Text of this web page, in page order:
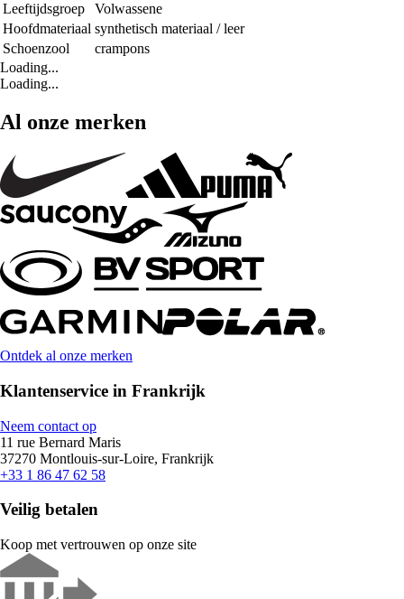
Leeftijdsgroep
Volwassene
Hoofdmateriaal synthetisch materiaal / leer
Schoenzool
crampons
Loading...
Loading...
Al onze merken
Ontdek al onze merken
Klantenservice in Frankrijk
Neem contact op
11 rue Bernard Maris
37270 Montlouis-sur-Loire, Frankrijk
+33 1 86 47 62 58
Veilig betalen
Koop met vertrouwen op onze site